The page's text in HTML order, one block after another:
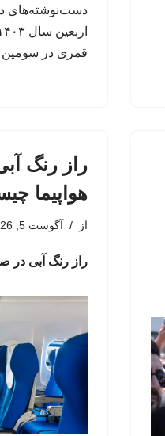
دست‌نوشته‌های
قمری در
راز رنگ
هواپیما
از آگوست 5, 2026
راز رنگ آبی در